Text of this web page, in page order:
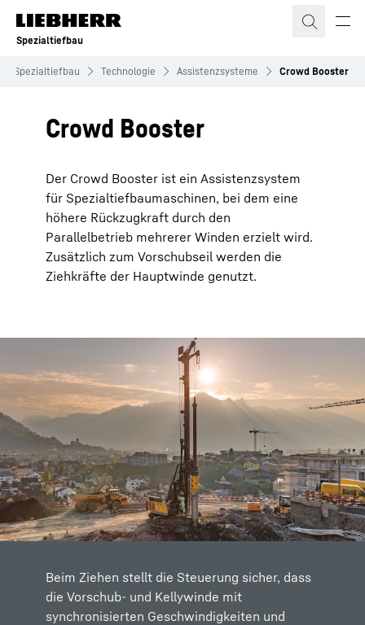
Zum Inhalt springen
Spezialtiefbau
Spezialtiefbau Technologie Assistenzsysteme Crowd Booster
Crowd Booster
Der Crowd Booster ist ein Assistenzsystem
für Spezialtiefbaumaschinen, bei dem eine
höhere Rückzugkraft durch den
Parallelbetrieb mehrerer Winden erzielt wird.
Zusätzlich zum Vorschubseil werden die
Ziehkräfte der Hauptwinde genutzt.
Beim Ziehen stellt die Steuerung sicher, dass
die Vorschub- und Kellywinde mit
synchronisierten Geschwindigkeiten und